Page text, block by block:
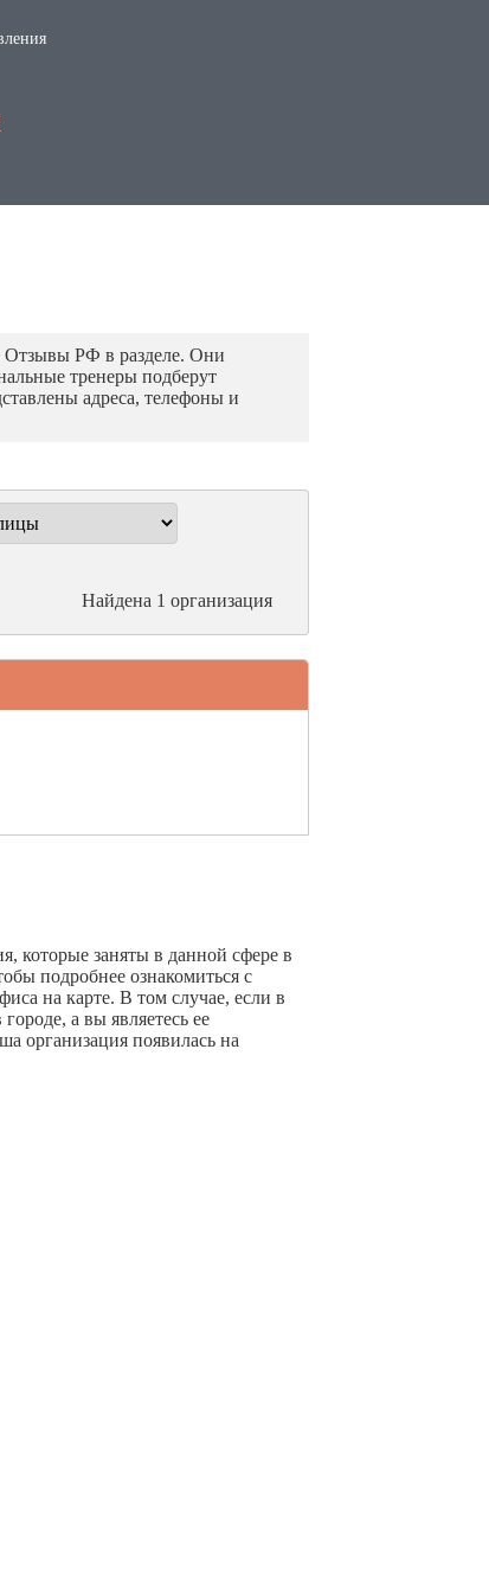
РФ в разделе. Они
тренеры подберут
адреса, телефоны и
Найдена 1 организация
которые заняты в данной сфере в
подробнее ознакомиться с
на карте. В том случае, если в
а вы являетесь ее
организация появилась на